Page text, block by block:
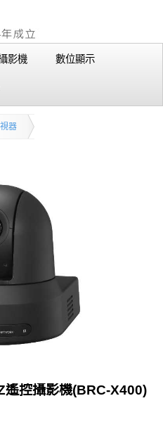
影機 數位顯示
器
控攝影機(BRC-X400)